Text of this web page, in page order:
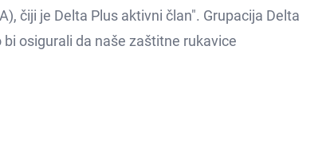
čiji je Delta Plus aktivni član". Grupacija Delta
osigurali da naše zaštitne rukavice